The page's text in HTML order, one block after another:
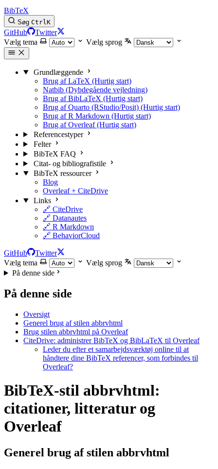
BibTeX
Søg CtrlK
GitHub
Twitter
Vælg tema
Vælg sprog
Grundlæggende
Brug af LaTeX (Hurtig start)
Natbib (Dybdegående vejledning)
Brug af BibLaTeX (Hurtig start)
Brug af Quarto (RStudio/Posit) (Hurtig start)
Brug af R Markdown (Hurtig start)
Brug af Overleaf (Hurtig start)
Referencestyper
Felter
BibTeX FAQ
Citat- og bibliografistile
BibTeX ressourcer
Blog
Overleaf + CiteDrive
Links
🔗 CiteDrive
🔗 Datanautes
🔗 R Markdown
🔗 BehaviorCloud
GitHub
Twitter
Vælg tema
Vælg sprog
På denne side
På denne side
Oversigt
Generel brug af stilen abbrvhtml
Brug stilen abbrvhtml på Overleaf
CiteDrive: administrer BibTeX og BibLaTeX til Overleaf
Leder du efter et samarbejdsværktøj online til at
håndtere dine BibTeX referencer, som forbindes til
Overleaf?
BibTeX-stil abbrvhtml:
citationer, litteratur og
Overleaf
Generel brug af stilen abbrvhtml